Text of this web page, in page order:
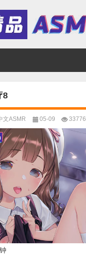
8
文ASMR 05-09 33776